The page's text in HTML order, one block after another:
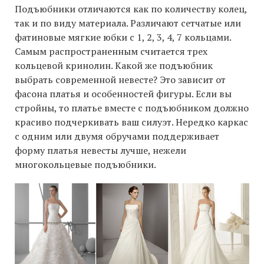
Подъюбники отличаются как по количеству колец,
так и по виду материала. Различают сетчатые или
фатиновые мягкие юбки с 1, 2, 3, 4, 7 кольцами.
Самым распространенным считается трех
кольцевой кринолин. Какой же подъюбник
выбрать современной невесте? Это зависит от
фасона платья и особенностей фигуры. Если вы
стройны, то платье вместе с подъюбником должно
красиво подчеркивать ваш силуэт. Нередко каркас
с одним или двумя обручами поддерживает
форму платья невесты лучше, нежели
многокольцевые подъюбники.